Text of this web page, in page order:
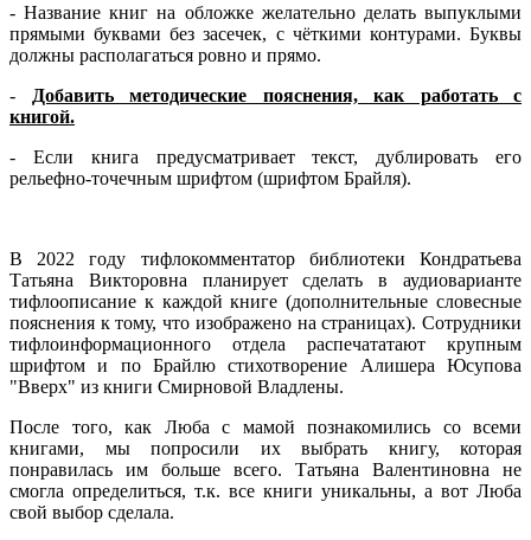
- Название книг на обложке желательно делать выпуклыми
прямыми буквами без засечек, с чёткими контурами. Буквы
должны располагаться ровно и прямо.
-
Добавить методические пояснения, как работать с
книгой.
- Если книга предусматривает текст, дублировать его
рельефно-точечным шрифтом (шрифтом Брайля).
В 2022 году тифлокомментатор библиотеки Кондратьева
Татьяна Викторовна планирует сделать в аудиоварианте
тифлоописание к каждой книге (дополнительные словесные
пояснения к тому, что изображено на страницах). Сотрудники
тифлоинформационного отдела распечататают крупным
шрифтом и по Брайлю стихотворение Алишера Юсупова
"Вверх" из книги Смирновой Владлены.
После того, как Люба с мамой познакомились со всеми
книгами, мы попросили их выбрать книгу, которая
понравилась им больше всего. Татьяна Валентиновна не
смогла определиться, т.к. все книги уникальны, а вот Люба
свой выбор сделала.